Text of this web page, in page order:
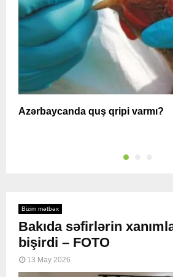
Azərbaycanda quş qripi varmı?
Bizim mətbəx
Bakıda səfirlərin
bişirdi – FOTO
13 May 2026